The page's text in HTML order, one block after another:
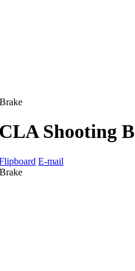
Shooting
E-mail